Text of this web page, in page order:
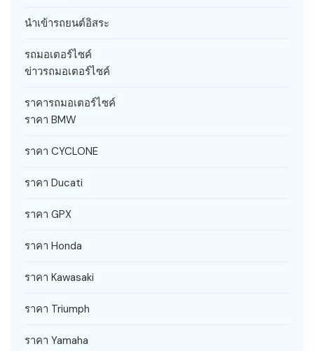
นำเข้ารถยนต์อิสระ
รถมอเตอร์ไซค์
ข่าวรถมอเตอร์ไซค์
ราคารถมอเตอร์ไซค์
ราคา BMW
ราคา CYCLONE
ราคา Ducati
ราคา GPX
ราคา Honda
ราคา Kawasaki
ราคา Triumph
ราคา Yamaha